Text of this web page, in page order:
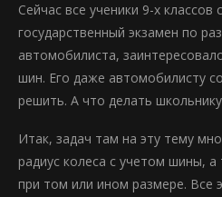
Сейчас все ученики 9-х
государственный экзамен по
автомобилиста,
шин. Его даже автомобилисту
решить. А что делать
Итак, задач там на эту тему
радиус колеса с учетом шины,
при том или ином размере.